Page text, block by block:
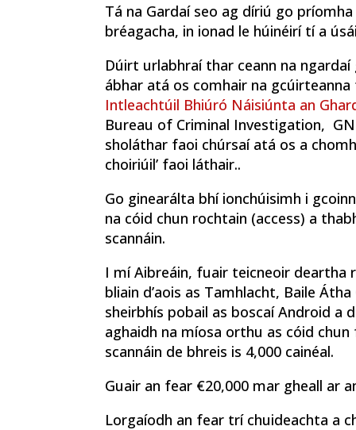
Tá na Gardaí seo ag díriú go
bréagacha, in ionad le húinéirí tí a
Dúirt urlabhraí thar ceann na
ábhar atá os comhair na
Intleachtúil Bhiúró Náisiúnta an
Bureau of Criminal Investigation,
sholáthar faoi chúrsaí atá os a
choiriúil’ faoi láthair..
Go ginearálta bhí ionchúisimh i
na cóid chun rochtain (access) a
scannáin.
I mí Aibreáin, fuair teicneoir deartha
bliain d’aois as Tamhlacht, Baile
sheirbhís pobail as boscaí Android a
aghaidh na míosa orthu as cóid
scannáin de bhreis is 4,000 cainéal.
Guair an fear €20,000 mar gheall ar
Lorgaíodh an fear trí chuideachta a